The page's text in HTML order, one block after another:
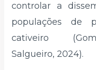
controlar a
populações de
cativeiro
Salgueiro, 2024).